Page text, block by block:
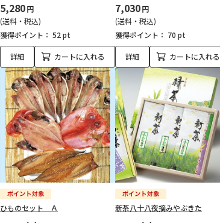
5,280円
(送料・税込)
獲得ポイント： 52 pt
詳細 カートに入れる
7,030円
(送料・税込)
獲得ポイント： 70 pt
詳細 カートに入れる
ひものセット Ａ 新茶八十八夜摘みやぶきた